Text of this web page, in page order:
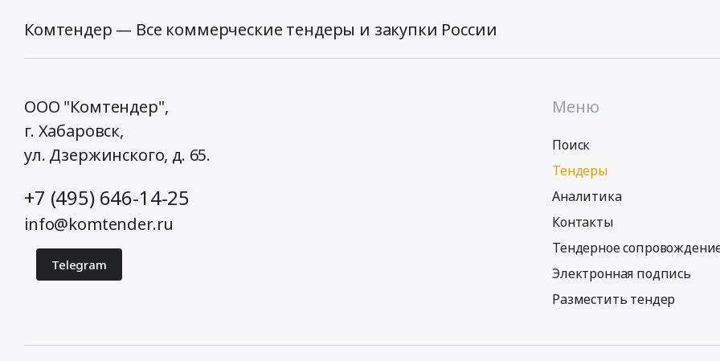
Комтендер — Все коммерческие тендеры и закупки России
ООО "Комтендер",
г. Хабаровск,
ул. Дзержинского, д. 65.
+7 (495) 646-14-25
info@komtender.ru
Telegram
Меню
Поиск
Тендеры
Аналитика
Контакты
Тендерное
Электронная подпись
Разместить тендер